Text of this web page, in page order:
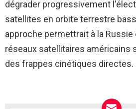
dégrader progressivement
satellites en orbite terrestre
approche permettrait à la
réseaux satellitaires américains
des frappes cinétiques directes.